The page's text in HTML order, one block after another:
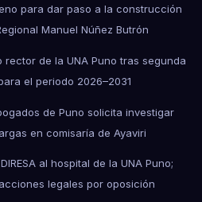
para dar paso a la construcción
Manuel Núñez Butrón
rector de la UNA Puno tras segunda
el periodo 2026–2031
de Puno solicita investigar
en comisaría de Ayaviri
al hospital de la UNA Puno;
legales por oposición